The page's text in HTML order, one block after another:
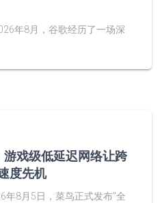
年8月，谷歌经历了一场深
戏级低延迟网络让跨
度先机
年8月5日，菜鸟正式发布"全